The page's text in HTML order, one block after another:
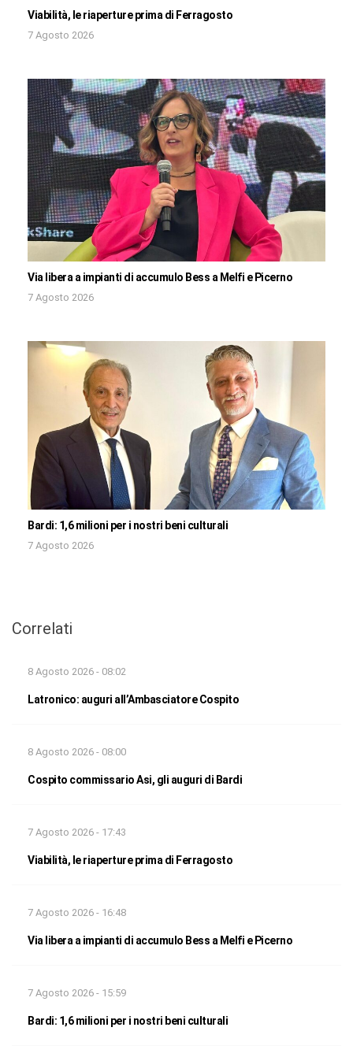
Viabilità, le riaperture prima di Ferragosto
7 Agosto 2026
Via libera a impianti di accumulo Bess a Melfi e Picerno
7 Agosto 2026
Bardi: 1,6 milioni per i nostri beni culturali
7 Agosto 2026
Correlati
8 Agosto 2026 - 08:02
Latronico: auguri all’Ambasciatore Cospito
8 Agosto 2026 - 08:00
Cospito commissario Asi, gli auguri di Bardi
7 Agosto 2026 - 17:43
Viabilità, le riaperture prima di Ferragosto
7 Agosto 2026 - 16:48
Via libera a impianti di accumulo Bess a Melfi e Picerno
7 Agosto 2026 - 15:59
Bardi: 1,6 milioni per i nostri beni culturali